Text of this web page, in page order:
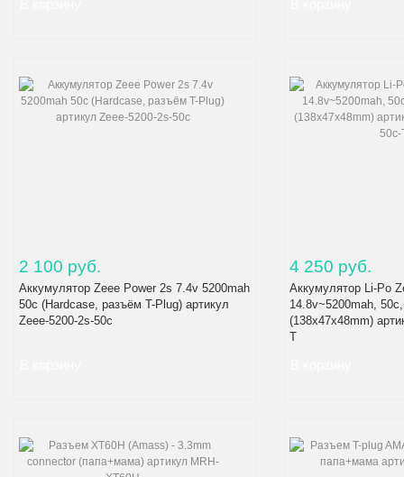
2 100 руб.
Аккумулятор Zeee Power 2s 7.4v 5200mah
50c (Hardcase, разъём T-Plug) артикул
Zeee-5200-2s-50c
4 250 руб.
Аккумулятор Li-Po
14.8v~5200mah,
(138x47x48mm)
T